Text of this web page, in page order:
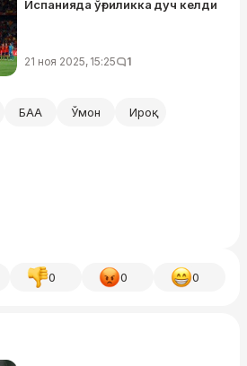
Испанияда ўғриликка дуч келди
21 ноя 2025, 15:25 1
БАА Ўмон
Ироқ
0 0 0